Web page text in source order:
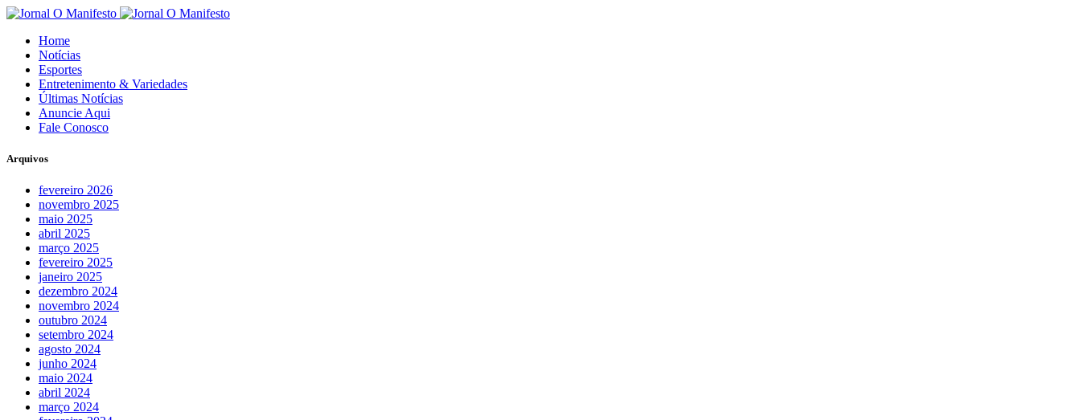
Home
Notícias
Esportes
Entretenimento & Variedades
Últimas Notícias
Anuncie Aqui
Fale Conosco
Arquivos
fevereiro 2026
novembro 2025
maio 2025
abril 2025
março 2025
fevereiro 2025
janeiro 2025
dezembro 2024
novembro 2024
outubro 2024
setembro 2024
agosto 2024
junho 2024
maio 2024
abril 2024
março 2024